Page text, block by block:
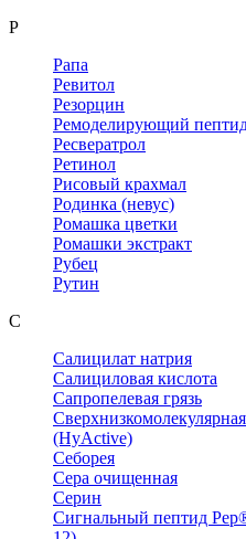
Р
Рапа
Ревитол
Резорцин
Ремоделирующий
Ресвератрол
Ретинол
Рисовый крахмал
Родинка (невус)
Ромашка цветки
Ромашки экстракт
Рубец
Рутин
С
Салицилат натрия
Салициловая кислота
Сапропелевая грязь
(HyActive)
Себорея
Сера очищенная
Серин
Сигнальный пептид